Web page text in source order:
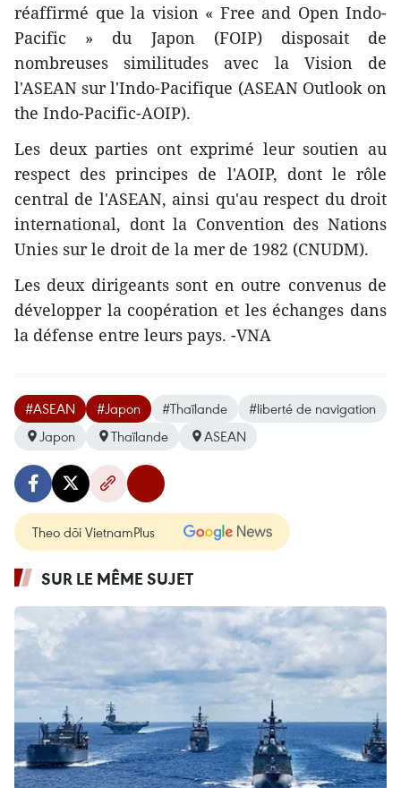
réaffirmé que la vision « Free and Open Indo-
Pacific » du Japon (FOIP) disposait de
nombreuses similitudes avec la Vision de
l'ASEAN sur l'Indo-Pacifique (ASEAN Outlook on
the Indo-Pacific-AOIP).
Les deux parties ont exprimé leur soutien au
respect des principes de l'AOIP, dont le rôle
central de l'ASEAN, ainsi qu'au respect du droit
international, dont la Convention des Nations
Unies sur le droit de la mer de 1982 (CNUDM).
Les deux dirigeants sont en outre convenus de
développer la coopération et les échanges dans
la défense entre leurs pays. -VNA
#ASEAN #Japon #Thaïlande
#liberté de navigation
Japon
Thaïlande ASEAN
Theo dõi VietnamPlus
SUR LE MÊME SUJET